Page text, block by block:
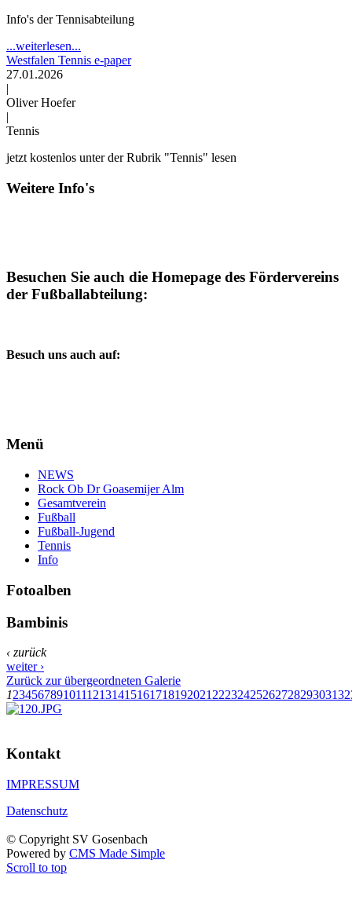
Info's der Tennisabteilung
...weiterlesen...
Westfalen Tennis e-paper
27.01.2026
|
Oliver Hoefer
|
Tennis
jetzt kostenlos unter der Rubrik "Tennis" lesen
Weitere Info's
Besuchen Sie auch die Homepage des Fördervereins
der Fußballabteilung:
Besuch uns auch auf:
Menü
NEWS
Rock Ob Dr Goasemijer Alm
Gesamtverein
Fußball
Fußball-Jugend
Tennis
Info
Fotoalben
Bambinis
‹ zurück
weiter ›
Zurück zur übergeordneten Galerie
123456789101112131415161718192021 2223242526272829303132
Kontakt
IMPRESSUM
Datenschutz
© Copyright SV Gosenbach
Powered by CMS Made Simple
Scroll to top